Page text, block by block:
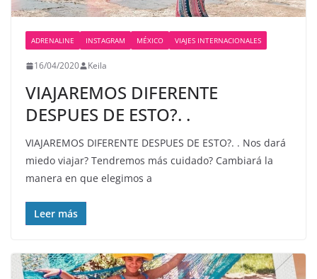
ADRENALINE INSTAGRAM MÉXICO VIAJES INTERNACIONALES
16/04/2020 Keila
VIAJAREMOS DIFERENTE
DESPUES DE ESTO?. .
VIAJAREMOS DIFERENTE DESPUES DE ESTO?. . Nos dará
miedo viajar? Tendremos más cuidado? Cambiará la
manera en que elegimos a
Leer más